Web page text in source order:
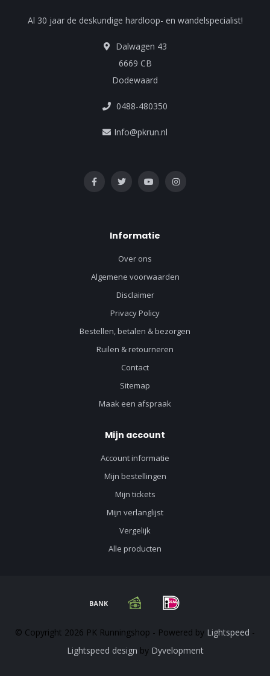
Al 30 jaar de deskundige hardloop- en wandelspecialist!
Dalwagen 43
6669 CB
Dodewaard
0488-480350
Info@pkrun.nl
Informatie
Over ons
Algemene voorwaarden
Disclaimer
Privacy Policy
Bestellen, betalen & bezorgen
Ruilen & retourneren
Contact
Sitemap
Maak een afspraak
Mijn account
Account informatie
Mijn bestellingen
Mijn tickets
Mijn verlanglijst
Vergelijk
Alle producten
© Copyright 2026 PK Runningshop - Powered by Lightspeed -
Lightspeed design by Dyvelopment